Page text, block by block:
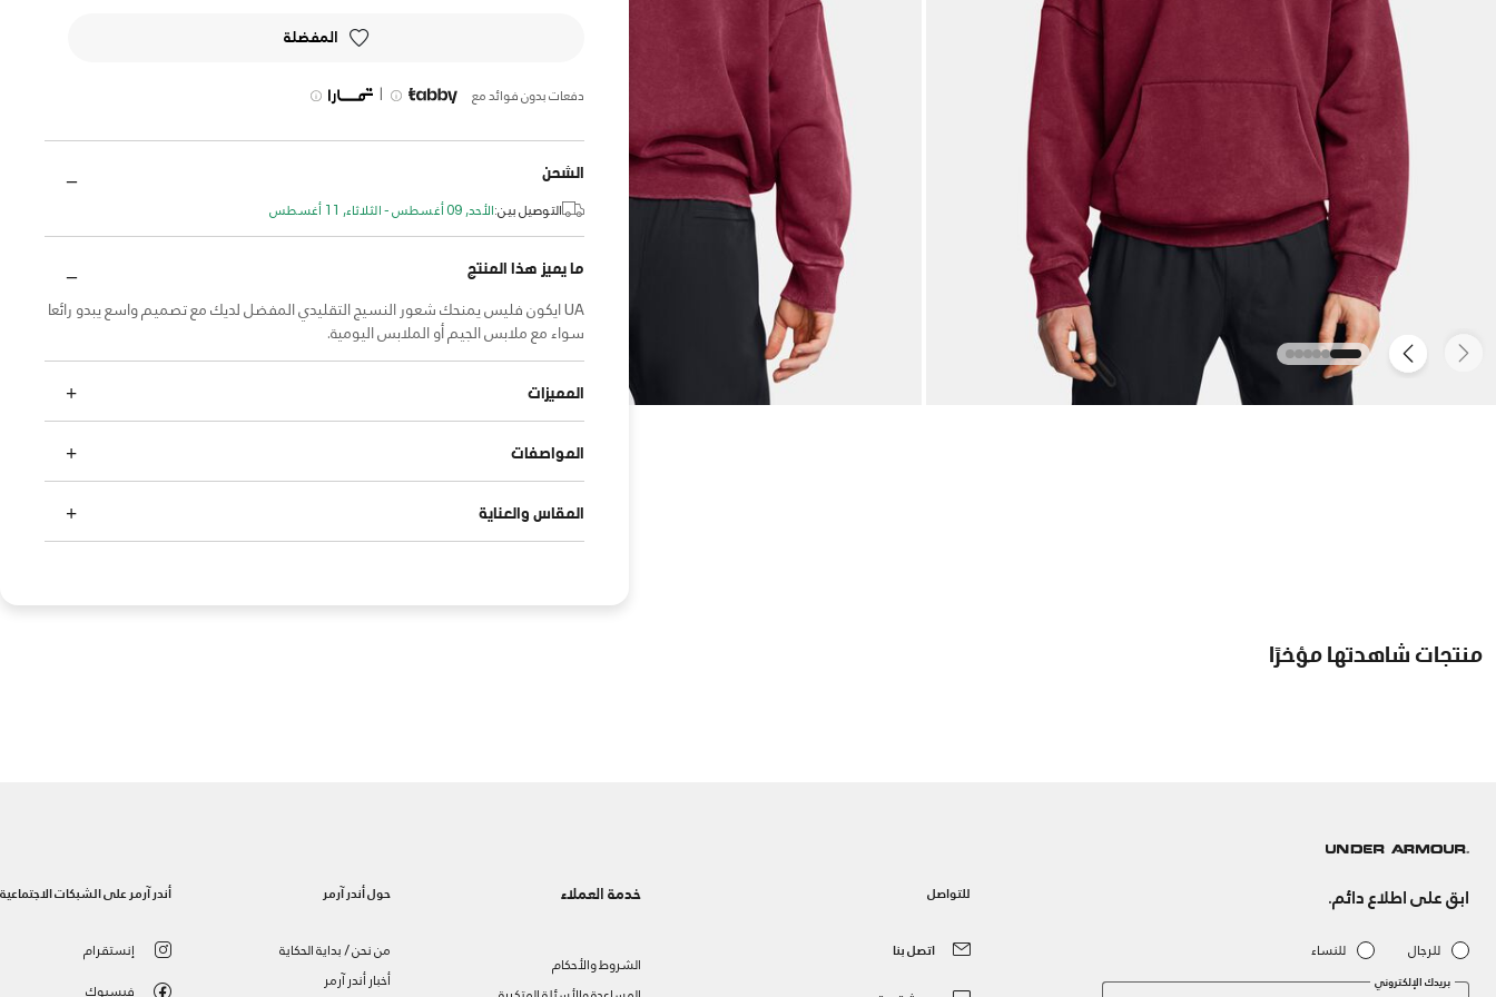
المفضلة
دفعات بدون فوائد مع |
الشحن
التوصيل بين:الأحد, 09 أغسطس - الثلاثاء, 11 أغسطس
ما يميز هذا المنتج
UA ايكون فليس يمنحك شعور النسيج التقليدي المفضل لديك مع تصميم واسع يبدو رائعا
سواء مع ملابس الجيم أو الملابس اليومية.
المميزات
المواصفات
المقاس والعناية
منتجات شاهدتها مؤخرًا
ابق على اطلاع دائم.
للرجال للنساء
بريدك الإلكتروني
للتواصل
اتصل بنا
خدمة العملاء
الشروط والأحكام
حول أندر آرمر
من نحن / بداية الحكاية
أخبار أندر آرمر
أندر آرمر على الشبكات الاجتماعية
إنستقرام
فيسبوك